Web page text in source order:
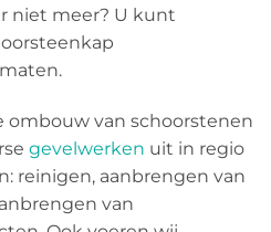
niet meer? U kunt
ombouw van schoorstenen
gevelwerken uit in regio
reinigen, aanbrengen van
van